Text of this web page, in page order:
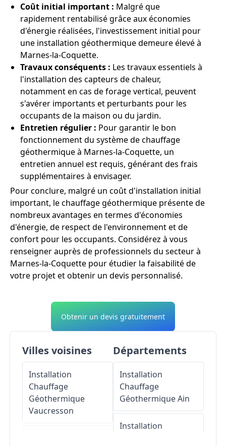
Coût initial important : Malgré que
rapidement rentabilisé grâce aux économies
d'énergie réalisées, l'investissement initial pour
une installation géothermique demeure élevé à
Marnes-la-Coquette.
Travaux conséquents : Les travaux essentiels à
l'installation des capteurs de chaleur,
notamment en cas de forage vertical, peuvent
s'avérer importants et perturbants pour les
occupants de la maison ou du jardin.
Entretien régulier : Pour garantir le bon
fonctionnement du système de chauffage
géothermique à Marnes-la-Coquette, un
entretien annuel est requis, générant des frais
supplémentaires à envisager.
Pour conclure, malgré un coût d'installation initial
important, le chauffage géothermique présente de
nombreux avantages en termes d'économies
d'énergie, de respect de l'environnement et de
confort pour les occupants. Considérez à vous
renseigner auprès de professionnels du secteur à
Marnes-la-Coquette pour étudier la faisabilité de
votre projet et obtenir un devis personnalisé.
Obtenir un devis gratuitement
Villes voisines
Installation
Chauffage
Géothermique
Vaucresson
Départements
Installation
Chauffage
GéothermiqueAin
Installation